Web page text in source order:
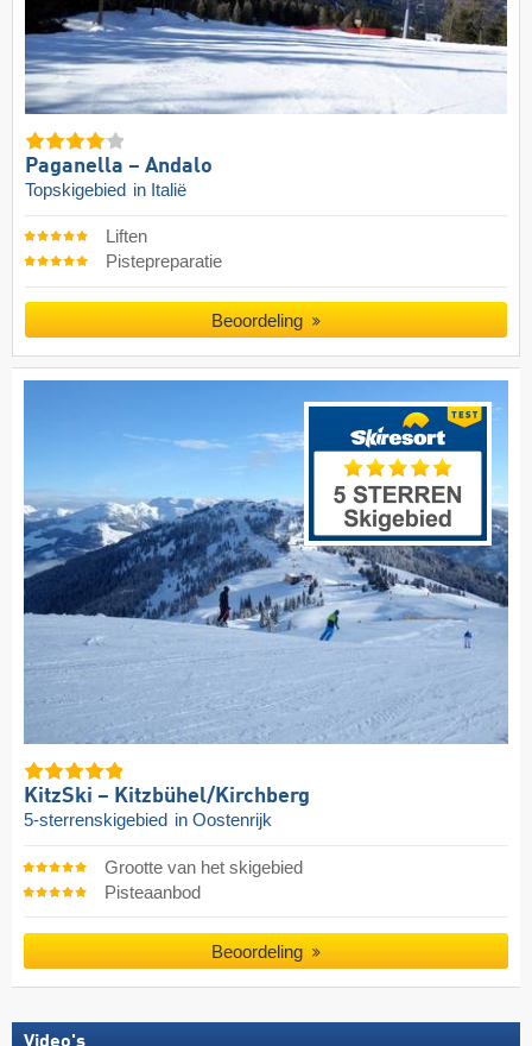
Paganella – Andalo
Topskigebied in Italië
Liften
Pistepreparatie
Beoordeling
KitzSki – Kitzbühel/​Kirchberg
5-sterrenskigebied in Oostenrijk
Grootte van het skigebied
Pisteaanbod
Beoordeling